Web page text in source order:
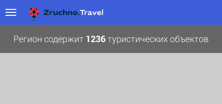
Регион содержит 1236туристических объектов